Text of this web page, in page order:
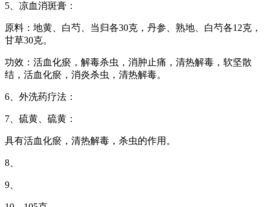
5、凉血消斑膏：
原料：地黄、白芍、当归各30克，丹参、熟地、白芍各12克，
甘草30克。
功效：活血化瘀，解毒杀虫，消肿止痛，清热解毒，软坚散
结，活血化瘀，消炎杀虫，清热解毒。
6、外洗药疗法：
7、硫黄、硫黄：
具有活血化瘀，清热解毒，杀虫的作用。
8、
9、